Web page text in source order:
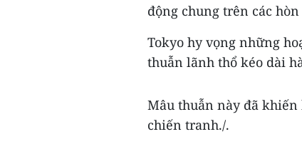
động chung trên các
Tokyo hy vọng những
thuẫn lãnh thổ kéo dài
Mâu thuẫn này đã
chiến tranh./.